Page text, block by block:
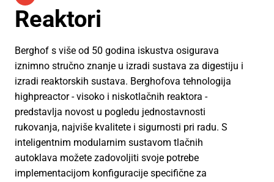
Reaktori
Berghof s više od 50 godina iskustva osigurava
iznimno stručno znanje u izradi sustava za digestiju i
izradi reaktorskih sustava. Berghofova tehnologija
highpreactor - visoko i niskotlačnih reaktora -
predstavlja novost u pogledu jednostavnosti
rukovanja, najviše kvalitete i sigurnosti pri radu. S
inteligentnim modularnim sustavom tlačnih
autoklava možete zadovoljiti svoje potrebe
implementacijom konfiguracije specifične za